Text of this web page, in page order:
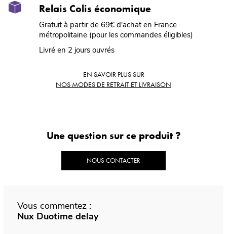
Relais Colis économique
Gratuit à partir de 69€ d'achat en France
métropolitaine (pour les commandes éligibles)
Livré en 2 jours ouvrés
EN SAVOIR PLUS SUR
NOS MODES DE RETRAIT ET LIVRAISON
Une question sur ce produit ?
NOUS CONTACTER
Vous commentez :
Nux Duotime delay